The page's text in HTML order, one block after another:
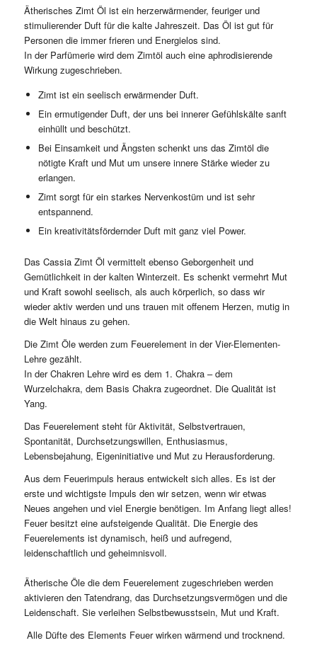
Ätherisches Zimt Öl ist ein herzerwärmender, feuriger und
stimulierender Duft für die kalte Jahreszeit. Das Öl ist gut für
Personen die immer frieren und Energielos sind.
In der Parfümerie wird dem Zimtöl auch eine aphrodisierende
Wirkung zugeschrieben.
Zimt ist ein seelisch erwärmender Duft.
Ein ermutigender Duft, der uns bei innerer Gefühlskälte sanft
einhüllt und beschützt.
Bei Einsamkeit und Ängsten schenkt uns das Zimtöl die
nötigte Kraft und Mut um unsere innere Stärke wieder zu
erlangen.
Zimt sorgt für ein starkes Nervenkostüm und ist sehr
entspannend.
Ein kreativitätsfördernder Duft mit ganz viel Power.
Das Cassia Zimt Öl vermittelt ebenso Geborgenheit und
Gemütlichkeit in der kalten Winterzeit. Es schenkt vermehrt Mut
und Kraft sowohl seelisch, als auch körperlich, so dass wir
wieder aktiv werden und uns trauen mit offenem Herzen, mutig in
die Welt hinaus zu gehen.
Die Zimt Öle werden zum Feuerelement in der Vier-Elementen-
Lehre gezählt.
In der Chakren Lehre wird es dem 1. Chakra – dem
Wurzelchakra, dem Basis Chakra zugeordnet. Die Qualität ist
Yang.
Das Feuerelement steht für Aktivität, Selbstvertrauen,
Spontanität, Durchsetzungswillen, Enthusiasmus,
Lebensbejahung, Eigeninitiative und Mut zu Herausforderung.
Aus dem Feuerimpuls heraus entwickelt sich alles. Es ist der
erste und wichtigste Impuls den wir setzen, wenn wir etwas
Neues angehen und viel Energie benötigen. Im Anfang liegt alles!
Feuer besitzt eine aufsteigende Qualität. Die Energie des
Feuerelements ist dynamisch, heiß und aufregend,
leidenschaftlich und geheimnisvoll.
Ätherische Öle die dem Feuerelement zugeschrieben werden
aktivieren den Tatendrang, das Durchsetzungsvermögen und die
Leidenschaft. Sie verleihen Selbstbewusstsein, Mut und Kraft.
Alle Düfte des Elements Feuer wirken wärmend und trocknend.